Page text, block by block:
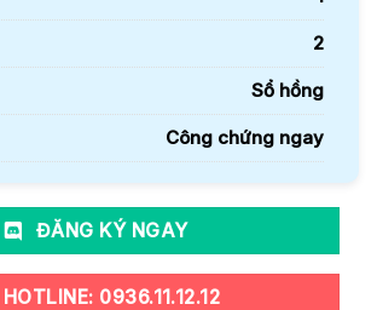
2
Sổ hồng
Công chứng ngay
ĐĂNG KÝ NGAY
HOTLINE: 0936.11.12.12